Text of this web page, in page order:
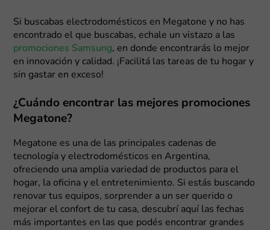
Si buscabas electrodomésticos en Megatone y no has
encontrado el que buscabas, echale un vistazo a las
promociones Samsung, en donde encontrarás lo mejor
en innovación y calidad. ¡Facilitá las tareas de tu hogar y
sin gastar en exceso!
¿Cuándo encontrar las mejores promociones
Megatone?
Megatone es una de las principales cadenas de
tecnología y electrodomésticos en Argentina,
ofreciendo una amplia variedad de productos para el
hogar, la oficina y el entretenimiento. Si estás buscando
renovar tus equipos, sorprender a un ser querido o
mejorar el confort de tu casa, descubrí aquí las fechas
más importantes en las que podés encontrar grandes